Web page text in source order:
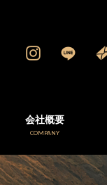
会社概要
COMPANY